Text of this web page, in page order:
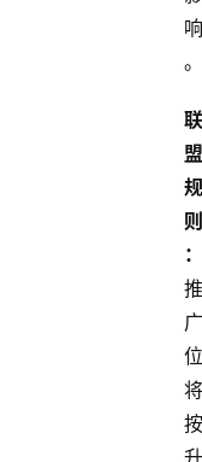
响
。
联
盟
规
则
：
推
广
位
将
按
升